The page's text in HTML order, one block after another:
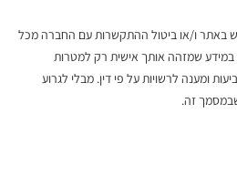
באתר ו/או ביטול ההתקשרות עם החברה מכל
שמזהה אותך אישית רק למטרות
ומענה לרשויות על פי דין. מבלי לגרוע
זה.